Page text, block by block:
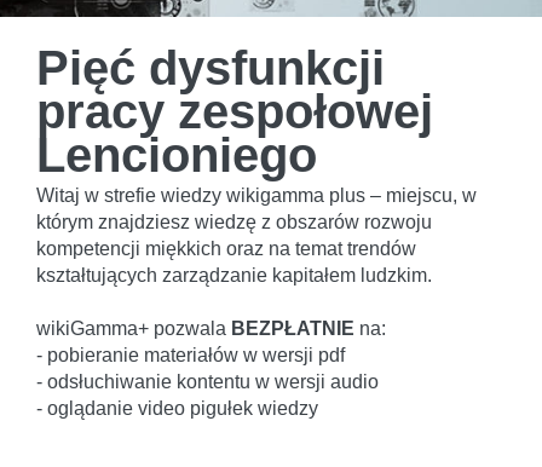
Pięć dysfunkcji
pracy zespołowej
Lencioniego
Witaj w strefie wiedzy wikigamma plus – miejscu, w
którym znajdziesz wiedzę z obszarów rozwoju
kompetencji miękkich oraz na temat trendów
kształtujących zarządzanie kapitałem ludzkim.
wikiGamma+ pozwala BEZPŁATNIE na:
- pobieranie materiałów w wersji pdf
- odsłuchiwanie kontentu w wersji audio
- oglądanie video pigułek wiedzy